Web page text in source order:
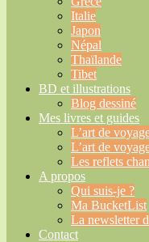
Italie
Japon
Népal
Thaïlande
Tibet
BD et illustrations
Blog dessiné
Mes livres et guides
L’art de
L’art de
Les reflets
A propos
Qui suis-je ?
Ma BucketList
La newsletter
Contact